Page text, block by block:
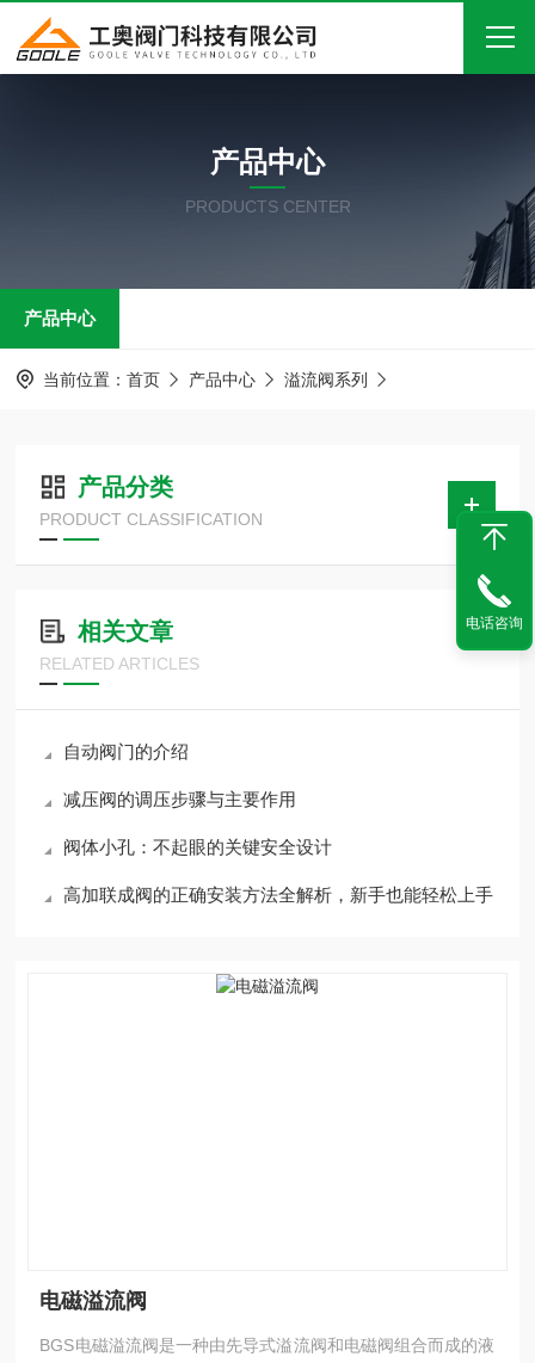
关于我们
产品中心
在线留言
产品中心
PRODUCTS CENTER
产品中心
当前位置： 首页 产品中心 溢流阀系列
产品分类
PRODUCT CLASSIFICATION
相关文章
RELATED ARTICLES
自动阀门的介绍
减压阀的调压步骤与主要作用
阀体小孔：不起眼的关键安全设计
高加联成阀的正确安装方法全解析，新手也能轻松上手
电磁溢流阀
BGS电磁溢流阀是一种由先导式溢流阀和电磁阀组合而成的液
电话咨询